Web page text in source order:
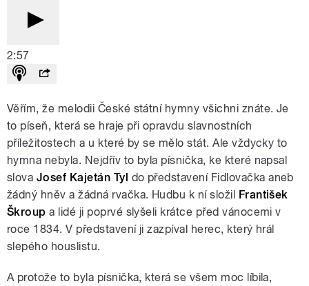
2:57
Věřím, že melodii České státní hymny všichni znáte. Je
to píseň, která se hraje při opravdu slavnostních
příležitostech a u které by se mělo stát. Ale vždycky to
hymna nebyla. Nejdřív to byla písnička, ke které napsal
slova Josef Kajetán Tyl do představení Fidlovačka aneb
žádný hněv a žádná rvačka. Hudbu k ní složil František
Škroup a lidé ji poprvé slyšeli krátce před vánocemi v
roce 1834. V představení ji zazpíval herec, který hrál
slepého houslistu.
A protože to byla písnička, která se všem moc líbila,